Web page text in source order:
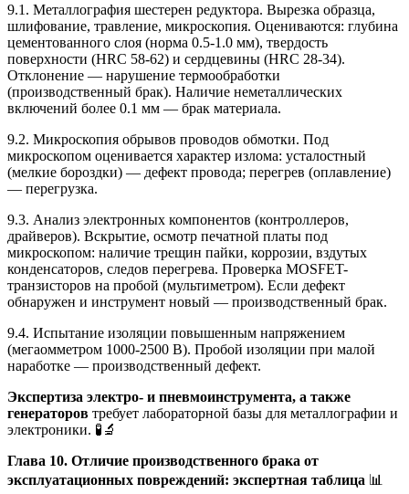
9.1. Металлография шестерен редуктора. Вырезка образца,
шлифование, травление, микроскопия. Оцениваются: глубина
цементованного слоя (норма 0.5-1.0 мм), твердость
поверхности (HRC 58-62) и сердцевины (HRC 28-34).
Отклонение — нарушение термообработки
(производственный брак). Наличие неметаллических
включений более 0.1 мм — брак материала.
9.2. Микроскопия обрывов проводов обмотки. Под
микроскопом оценивается характер излома: усталостный
(мелкие бороздки) — дефект провода; перегрев (оплавление)
— перегрузка.
9.3. Анализ электронных компонентов (контроллеров,
драйверов). Вскрытие, осмотр печатной платы под
микроскопом: наличие трещин пайки, коррозии, вздутых
конденсаторов, следов перегрева. Проверка MOSFET-
транзисторов на пробой (мультиметром). Если дефект
обнаружен и инструмент новый — производственный брак.
9.4. Испытание изоляции повышенным напряжением
(мегаомметром 1000-2500 В). Пробой изоляции при малой
наработке — производственный дефект.
Экспертиза электро- и пневмоинструмента, а также
генераторов требует лабораторной базы для металлографии и
электроники. 🧪🔬
Глава 10. Отличие производственного брака от
эксплуатационных повреждений: экспертная таблица 📊